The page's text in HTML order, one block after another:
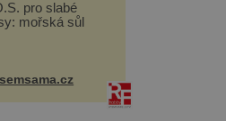
pro slabé
mořská sůl